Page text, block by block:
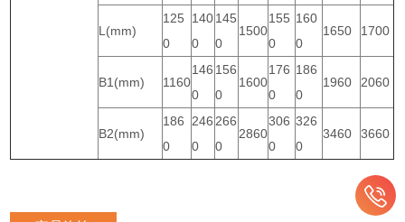
L(mm)
125
0
140
0
145
0
1500
155
0
160
0
1650 1700
B1(mm) 1160
146
0
156
0
1600
176
0
186
0
1960 2060
B2(mm)
186
0
246
0
266
0
2860
306
0
326
0
3460 3660